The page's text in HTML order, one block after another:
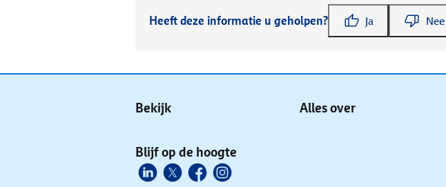
Heeft deze informatie u geholpen? Ja Nee
Bekijk Alles over
Blijf op de hoogte